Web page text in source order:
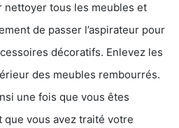
nettoyer tous les meubles et
de passer l’aspirateur pour
décoratifs. Enlevez les
des meubles rembourrés.
une fois que vous êtes
vous avez traité votre